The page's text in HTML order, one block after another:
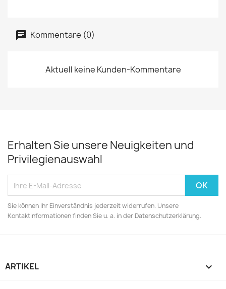
Kommentare (0)
Aktuell keine Kunden-Kommentare
Erhalten Sie unsere Neuigkeiten und
Privilegienauswahl
Sie können Ihr Einverständnis jederzeit widerrufen. Unsere
Kontaktinformationen finden Sie u. a. in der Datenschutzerklärung.
ARTIKEL 